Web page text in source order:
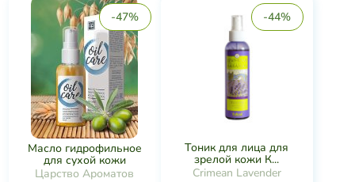
-47%
Масло гидрофильное
для сухой кожи
Царство Ароматов
-44%
Тоник для лица для
зрелой кожи К...
Crimean Lavender